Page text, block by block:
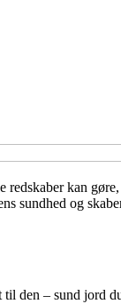
redskaber kan
sundhed og
den – sund jord